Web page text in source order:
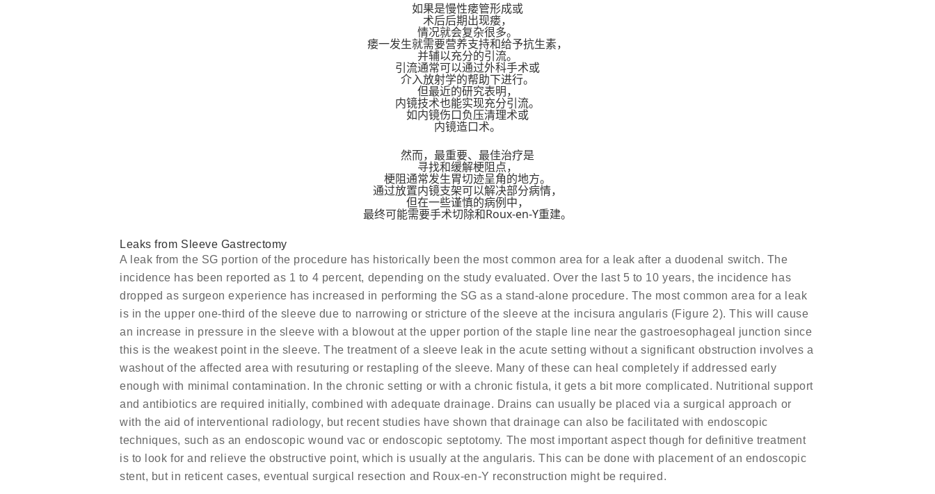
如果是慢性瘘管形成或
术后后期出现瘘，
情况就会复杂很多。
瘘一发生就需要营养支持和给予抗生素，
并辅以充分的引流。
引流通常可以通过外科手术或
介入放射学的帮助下进行。
但最近的研究表明，
内镜技术也能实现充分引流。
如内镜伤口负压清理术或
内镜造口术。
然而，最重要、最佳治疗是
寻找和缓解梗阻点，
梗阻通常发生胃切迹呈角的地方。
通过放置内镜支架可以解决部分病情，
但在一些谨慎的病例中，
最终可能需要手术切除和Roux-en-Y重建。
Leaks from Sleeve Gastrectomy
A leak from the SG portion of the procedure has historically been the most common area for a leak after a duodenal switch. The
incidence has been reported as 1 to 4 percent, depending on the study evaluated. Over the last 5 to 10 years, the incidence has
dropped as surgeon experience has increased in performing the SG as a stand-alone procedure. The most common area for a leak
is in the upper one-third of the sleeve due to narrowing or stricture of the sleeve at the incisura angularis (Figure 2). This will cause
an increase in pressure in the sleeve with a blowout at the upper portion of the staple line near the gastroesophageal junction since
this is the weakest point in the sleeve. The treatment of a sleeve leak in the acute setting without a significant obstruction involves a
washout of the affected area with resuturing or restapling of the sleeve. Many of these can heal completely if addressed early
enough with minimal contamination. In the chronic setting or with a chronic fistula, it gets a bit more complicated. Nutritional support
and antibiotics are required initially, combined with adequate drainage. Drains can usually be placed via a surgical approach or
with the aid of interventional radiology, but recent studies have shown that drainage can also be facilitated with endoscopic
techniques, such as an endoscopic wound vac or endoscopic septotomy. The most important aspect though for definitive treatment
is to look for and relieve the obstructive point, which is usually at the angularis. This can be done with placement of an endoscopic
stent, but in reticent cases, eventual surgical resection and Roux-en-Y reconstruction might be required.